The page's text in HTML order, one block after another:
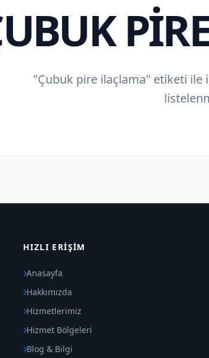
"Çubuk pire ilaçlama" etiketi ile
HIZLI ERIŞIM
Anasayfa
Hakkımızda
Hizmetlerimiz
Hizmet Bölgeleri
Blog & Bilgi